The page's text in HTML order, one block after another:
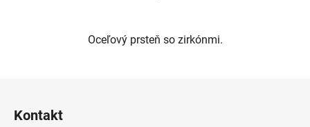
Oceľový prsteň so zirkónmi.
Kontakt